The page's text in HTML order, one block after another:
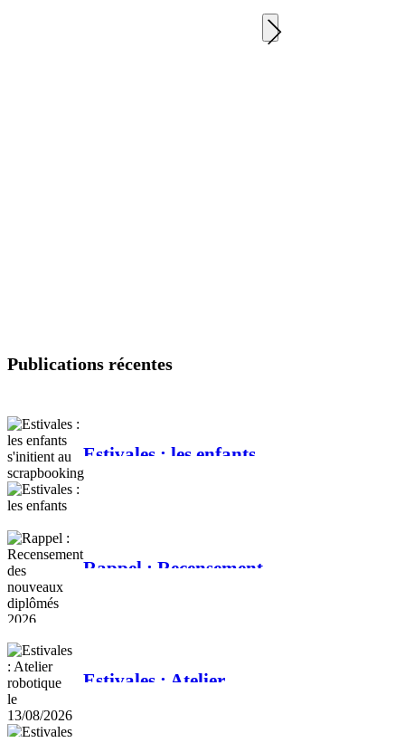
Publications récentes
Estivales : les enfants
s'initient au
Rappel : Recensement
Estivales : Atelier